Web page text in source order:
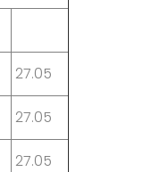
27.05
27.05
27.05